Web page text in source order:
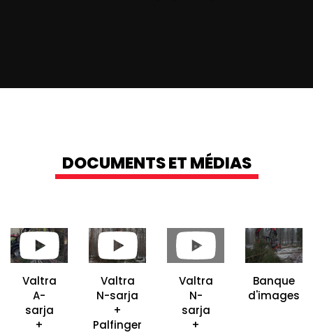
DOCUMENTS ET MÉDIAS
Valtra
A-
sarja
+
Valtra
N-sarja
+
Palfinger
Valtra
N-
sarja
+
Banque
d'images